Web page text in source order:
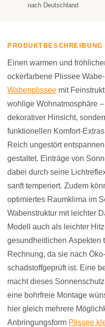
nach Deutschland
PRODUKTBESCHREIBUNG
Einen warmen und
ockerfarbene Plissee
Wabenplissee mit
wohlige Wohnatmosphäre
dekorativer Hinsicht,
funktionellen Komfort-
Reich ungestört
gestaltet. Einträge von
dabei durch seine
sanft temperiert. Zudem
optimiertes Raumklima im
Wabenstruktur mit leichter
Modell auch als leichter
gesundheitlichen Aspekten
Rechnung, da sie nach
schadstoffgeprüft ist. Eine
macht dieses
eine bohrfreie Montage
hier gleich mehrere
Anbringungsform Plissee